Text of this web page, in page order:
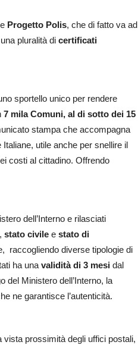
Progetto Polis, che di fatto va ad
pluralità di certificati
sportello unico per rendere
7 mila Comuni, al di sotto dei 15
stampa che accompagna
utile anche per snellire il
costi al cittadino. Offrendo
dell’Interno e rilasciati
, stato civile e stato di
raccogliendo diverse tipologie di
ha una validità di 3 mesi dal
del Ministero dell’Interno, la
ne garantisce l’autenticità.
vista prossimità degli uffici postali,